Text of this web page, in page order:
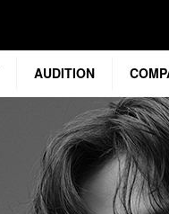
AUDITION